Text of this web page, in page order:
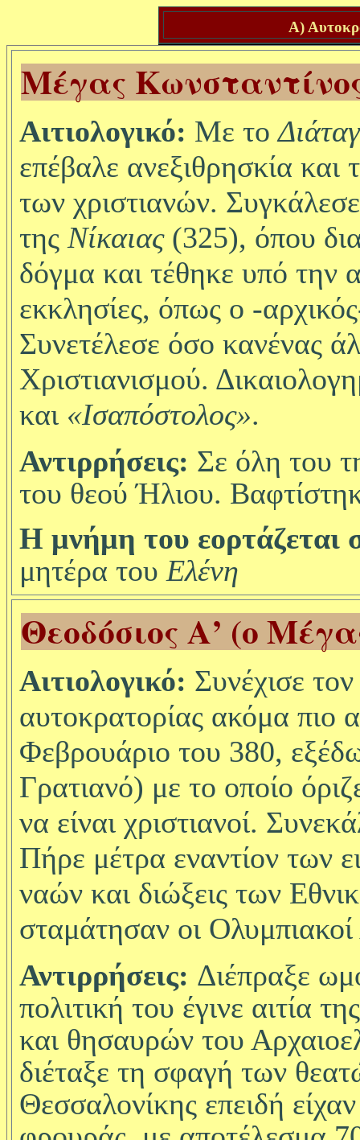
Α)
Μέγας
Αιτιολογικό: Με το
επέβαλε ανεξιθρησκία και
των χριστιανών.
της Νίκαιας (325), όπου
δόγμα και τέθηκε υπό την
εκκλησίες, όπως ο -
Συνετέλεσε όσο κανένας
Χριστιανισμού.
και «Ισαπόστολος».
Αντιρρήσεις: Σε όλη του
του θεού Ήλιου.
Η μνήμη του εορτάζεται
μητέρα του Ελένη
Θεοδόσιος Α’ (ο
Αιτιολογικό: Συνέχισε
αυτοκρατορίας ακόμα πιο
Φεβρουάριο του 380,
Γρατιανό) με το οποίο
να είναι χριστιανοί.
Πήρε μέτρα εναντίον των
ναών και διώξεις των
σταμάτησαν οι
Αντιρρήσεις: Διέπραξε
πολιτική του έγινε αιτία
και θησαυρών του
διέταξε τη σφαγή των
Θεσσαλονίκης επειδή